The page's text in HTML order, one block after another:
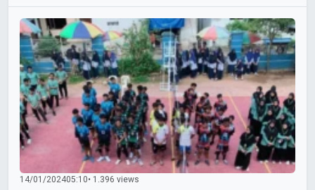
14/01/202405:10• 1.396 views